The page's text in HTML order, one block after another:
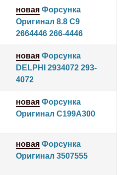
новая Форсунка
Оригинал 8.8 C9
2664446 266-4446
новая Форсунка
DELPHI 2934072 293-
4072
новая Форсунка
Оригинал C199A300
новая Форсунка
Оригинал 3507555